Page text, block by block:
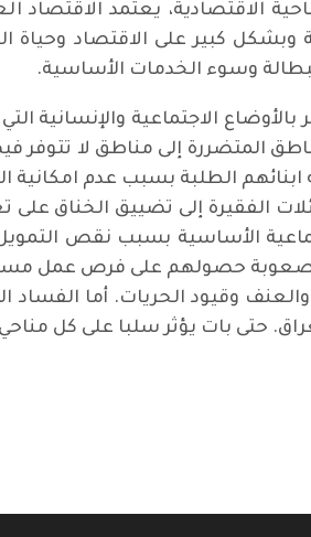
الاقتصادية، يعتمد
وبشكل كبير على الاقتصاد
وسوء الخدمات الأساسية.
الاجتماعية والإنسانية
المتضررة إلى مناطق لا
الطلبة بسبب عدم امكانية
الفقيرة إلى تضييق الخناق
الأساسية بسبب نقص
لصعوبة حصولهم على فرص عمل
وقيود الحريات. أما
حتى بات يؤثر سلبا على كل
النواب